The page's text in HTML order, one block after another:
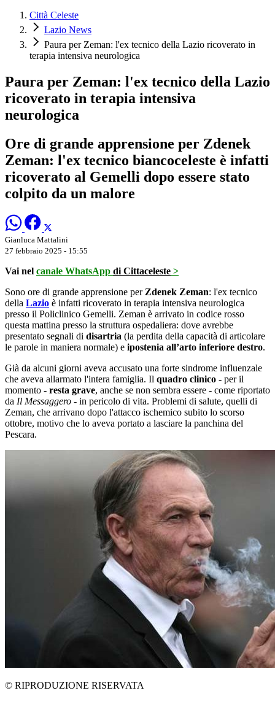
Città Celeste
Lazio News
Paura per Zeman: l'ex tecnico della Lazio ricoverato in
terapia intensiva neurologica
Paura per Zeman: l'ex tecnico della Lazio
ricoverato in terapia intensiva
neurologica
Ore di grande apprensione per Zdenek
Zeman: l'ex tecnico biancoceleste è infatti
ricoverato al Gemelli dopo essere stato
colpito da un malore
Gianluca Mattalini
27 febbraio 2025 - 15:55
Vai nel canale WhatsApp di Cittaceleste >
Sono ore di grande apprensione per Zdenek Zeman: l'ex tecnico
della Lazio è infatti ricoverato in terapia intensiva neurologica
presso il Policlinico Gemelli. Zeman è arrivato in codice rosso
questa mattina presso la struttura ospedaliera: dove avrebbe
presentato segnali di disartria (la perdita della capacità di articolare
le parole in maniera normale) e ipostenia all’arto inferiore destro.
Già da alcuni giorni aveva accusato una forte sindrome influenzale
che aveva allarmato l'intera famiglia. Il quadro clinico - per il
momento - resta grave, anche se non sembra essere - come riportato
da Il Messaggero - in pericolo di vita. Problemi di salute, quelli di
Zeman, che arrivano dopo l'attacco ischemico subito lo scorso
ottobre, motivo che lo aveva portato a lasciare la panchina del
Pescara.
© RIPRODUZIONE RISERVATA